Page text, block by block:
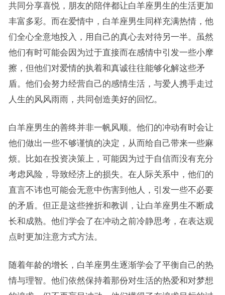
共同分享喜悦，朋友的陪伴都让白羊座男生的生活更加
丰富多彩。而在爱情中，白羊座男生同样充满热情，他
们全心全意地投入，用自己的真心去对待另一半。虽然
他们有时可能会因为过于直接而在感情中引发一些小摩
擦，但他们对爱情的执着和真诚往往能够化解这些矛
盾。他们会努力经营自己的感情生活，与爱人携手走过
人生的风风雨雨，共同创造美好的回忆。
白羊座男生的善终并非一帆风顺。他们的冲动有时会让
他们做出一些不够谨慎的决定，从而给自己带来一些麻
烦。比如在投资决策上，可能因为过于自信而没有充分
考虑风险，导致经济上的损失。在人际关系中，他们的
直言不讳也可能会无意中伤害到他人，引发一些不必要
的矛盾。但正是这些挫折和教训，让白羊座男生不断成
长和成熟。他们学会了在冲动之前冷静思考，在表达观
点时更加注意方式方法。
随着年龄的增长，白羊座男生逐渐学会了平衡自己的热
情与理智。他们依然保持着那份对生活的热爱和对梦想